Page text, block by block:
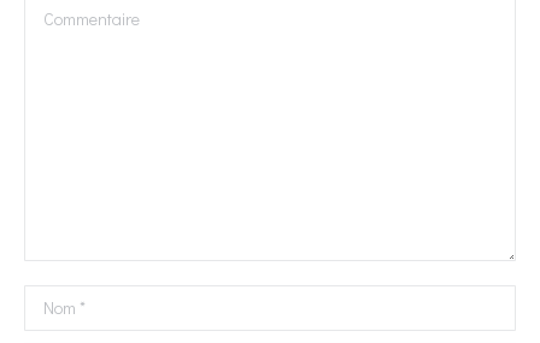
Commentaire
Nom *